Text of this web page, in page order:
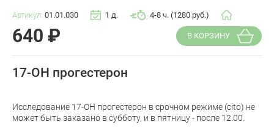
Артикул: 01.01.030 1 д. 4-8 ч. (1280 руб.)
640 ₽ В КОРЗИНУ
17-ОН прогестерон
Исследование 17-ОН прогестерон в срочном режиме (cito) не
может быть заказано в субботу, и в пятницу - после 12.00.